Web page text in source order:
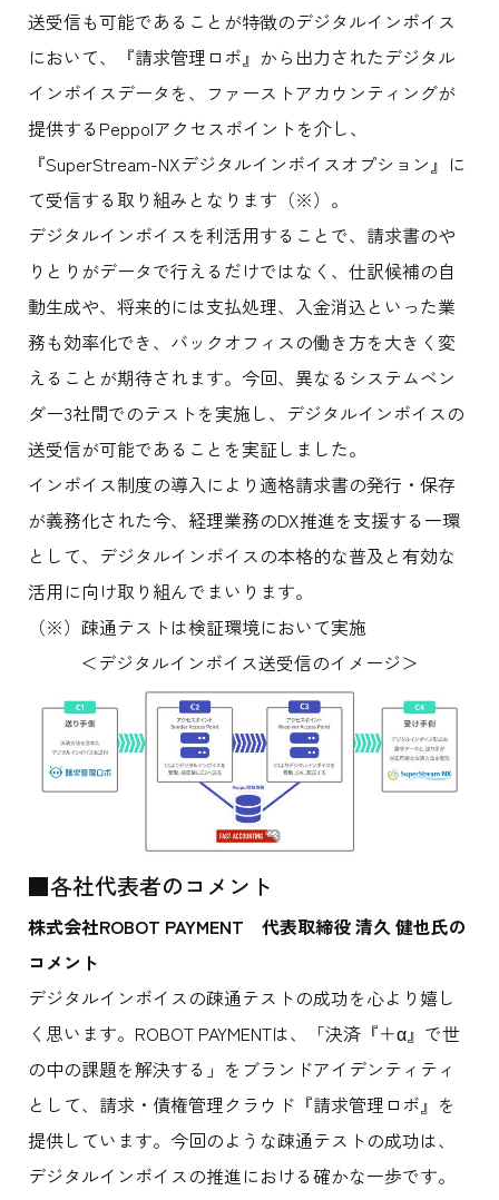
送受信も可能であることが特徴のデジタルインボイス
において、『請求管理ロボ』から出力されたデジタル
インボイスデータを、ファーストアカウンティングが
提供するPeppolアクセスポイントを介し、
『SuperStream-NXデジタルインボイスオプション』に
て受信する取り組みとなります（※）。
デジタルインボイスを利活用することで、請求書のや
りとりがデータで行えるだけではなく、仕訳候補の自
動生成や、将来的には支払処理、入金消込といった業
務も効率化でき、バックオフィスの働き方を大きく変
えることが期待されます。今回、異なるシステムベン
ダー3社間でのテストを実施し、デジタルインボイスの
送受信が可能であることを実証しました。
インボイス制度の導入により適格請求書の発行・保存
が義務化された今、経理業務のDX推進を支援する一環
として、デジタルインボイスの本格的な普及と有効な
活用に向け取り組んでまいります。
（※）疎通テストは検証環境において実施
＜デジタルインボイス送受信のイメージ＞
■各社代表者のコメント
株式会社ROBOT PAYMENT 代表取締役清久健也氏の
コメント
デジタルインボイスの疎通テストの成功を心より嬉し
く思います。ROBOT PAYMENTは、「決済『＋α』で世
の中の課題を解決する」をブランドアイデンティティ
として、請求・債権管理クラウド『請求管理ロボ』を
提供しています。今回のような疎通テストの成功は、
デジタルインボイスの推進における確かな一歩です。